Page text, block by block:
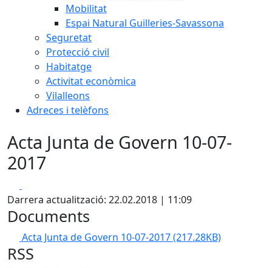
Mobilitat
Espai Natural Guilleries-Savassona
Seguretat
Protecció civil
Habitatge
Activitat econòmica
Vilalleons
Adreces i telèfons
Acta Junta de Govern 10-07-
2017
Darrera actualització: 22.02.2018 | 11:09
Documents
Acta Junta de Govern 10-07-2017(217.28KB)
RSS